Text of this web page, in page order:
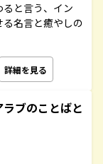
と言う、イン
名言と癒やしの
詳細を見る
ブのことばと